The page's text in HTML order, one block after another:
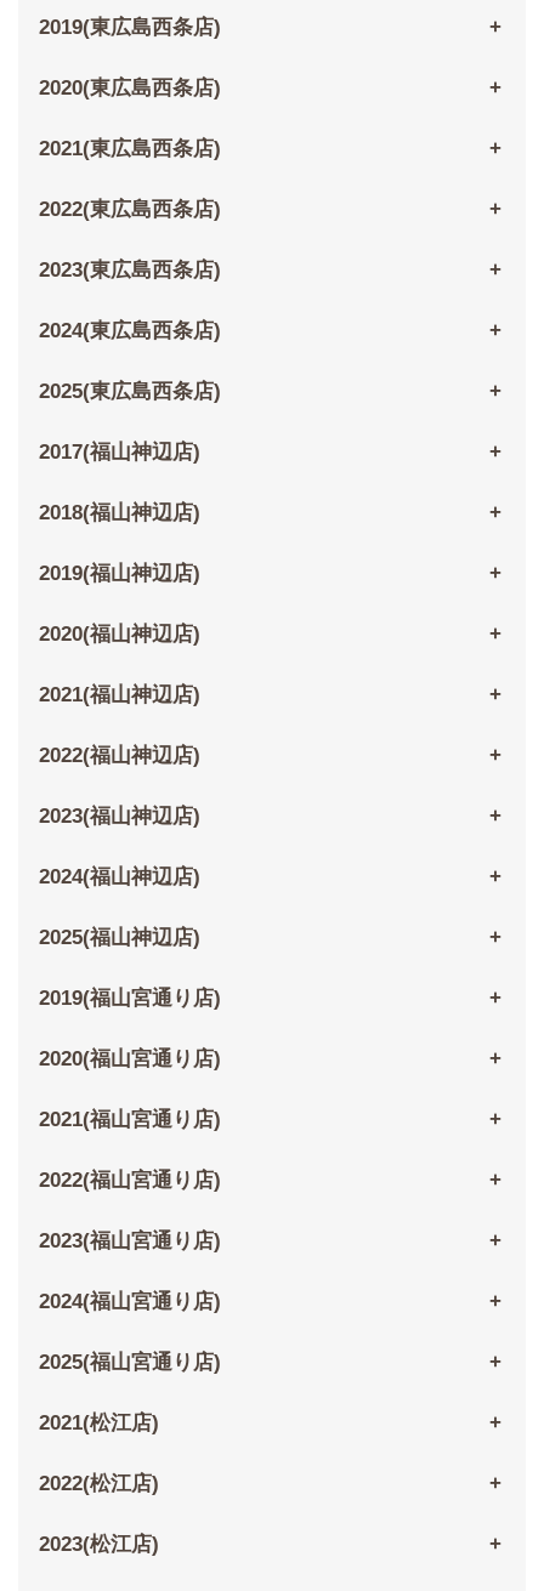
2019(東広島西条店)
2020(東広島西条店)
2021(東広島西条店)
2022(東広島西条店)
2023(東広島西条店)
2024(東広島西条店)
2025(東広島西条店)
2017(福山神辺店)
2018(福山神辺店)
2019(福山神辺店)
2020(福山神辺店)
2021(福山神辺店)
2022(福山神辺店)
2023(福山神辺店)
2024(福山神辺店)
2025(福山神辺店)
2019(福山宮通り店)
2020(福山宮通り店)
2021(福山宮通り店)
2022(福山宮通り店)
2023(福山宮通り店)
2024(福山宮通り店)
2025(福山宮通り店)
2021(松江店)
2022(松江店)
2023(松江店)